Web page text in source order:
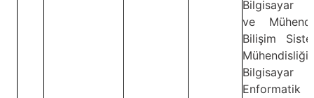
Bilgisayar
ve
Bilişim
Mühendisliği,
Enformatik